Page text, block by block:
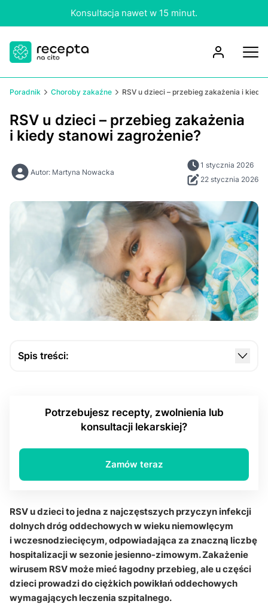
Konsultacja nawet w 15 minut.
Poradnik Choroby zakaźne RSV u dzieci – przebieg zakażenia i kiedy
RSV u dzieci – przebieg zakażenia
i kiedy stanowi zagrożenie?
Autor: Martyna Nowacka
1 stycznia 2026
22 stycznia 2026
Spis treści:
Jak przebiega RSV u dzieci i jakie choroby może
Jakie są typowe objawy infekcji dróg oddechowych
Kiedy RSV u dzieci wymaga hospitalizacji?
Które dzieci są najbardziej narażone na ciężki
przebieg?
Sekcja pytań i odpowiedzi
Potrzebujesz recepty, zwolnienia lub
konsultacji lekarskiej?
Zamów teraz
RSV u dzieci to jedna z najczęstszych przyczyn infekcji
dolnych dróg oddechowych w wieku niemowlęcym
i wczesnodziecięcym, odpowiadająca za znaczną liczbę
hospitalizacji w sezonie jesienno-zimowym. Zakażenie
wirusem RSV może mieć łagodny przebieg, ale u części
dzieci prowadzi do ciężkich powikłań oddechowych
wymagających leczenia szpitalnego.